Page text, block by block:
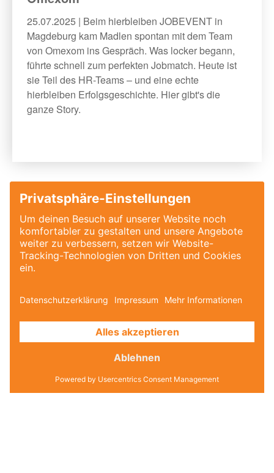
25.07.2025 | Beim hierbleiben JOBEVENT in
Magdeburg kam Madlen spontan mit dem Team
von Omexom ins Gespräch. Was locker begann,
führte schnell zum perfekten Jobmatch. Heute ist
sie Teil des HR-Teams – und eine echte
hierbleiben Erfolgsgeschichte. Hier gibt's die
ganze Story.
1 2 3 4 5 6